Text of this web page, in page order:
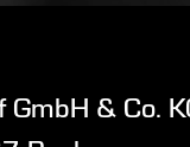
& Co.